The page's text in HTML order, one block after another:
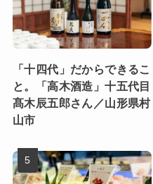
「十四代」だからできるこ
と。「高木酒造」十五代目
髙木辰五郎さん／山形県村
山市